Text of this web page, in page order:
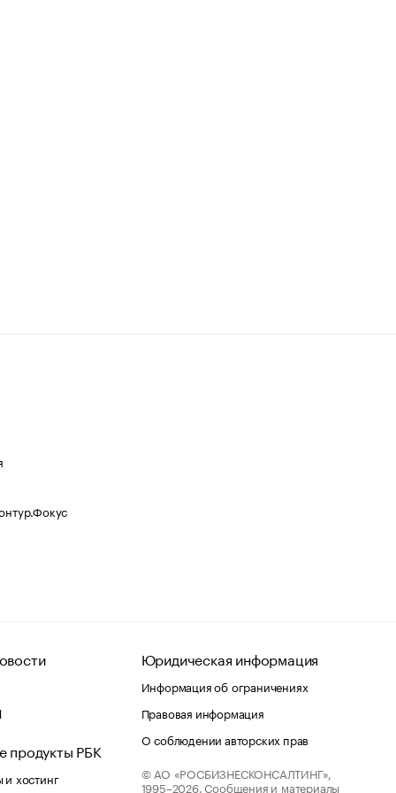
продукты РБК
хостинг
Юридическая информация
Информация об ограничениях
Правовая информация
О соблюдении авторских прав
© АО «РОСБИЗНЕСКОНСАЛТИНГ»,
1995–2026. Сообщения и материалы